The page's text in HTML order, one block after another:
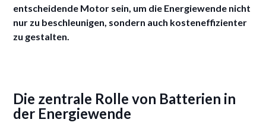
28/11/2024
entscheidende Motor sein, um die Energiewende nicht
nur zu beschleunigen, sondern auch kosteneffizienter
zu gestalten.
Die zentrale Rolle von Batterien in
der Energiewende